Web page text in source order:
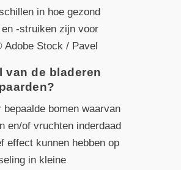
in hoe gezond
en -struiken zijn voor
Adobe Stock / Pavel
van de bladeren
bepaalde bomen waarvan
en/of vruchten inderdaad
effect kunnen hebben op
in kleine